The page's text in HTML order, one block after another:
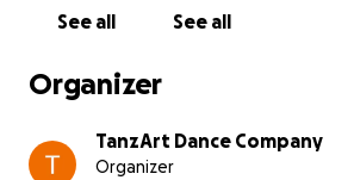
glänzen können! Gemeinsam
Tanz Art Dance Company
See all See all
Organizer
TanzArt Dance Company
Organizer